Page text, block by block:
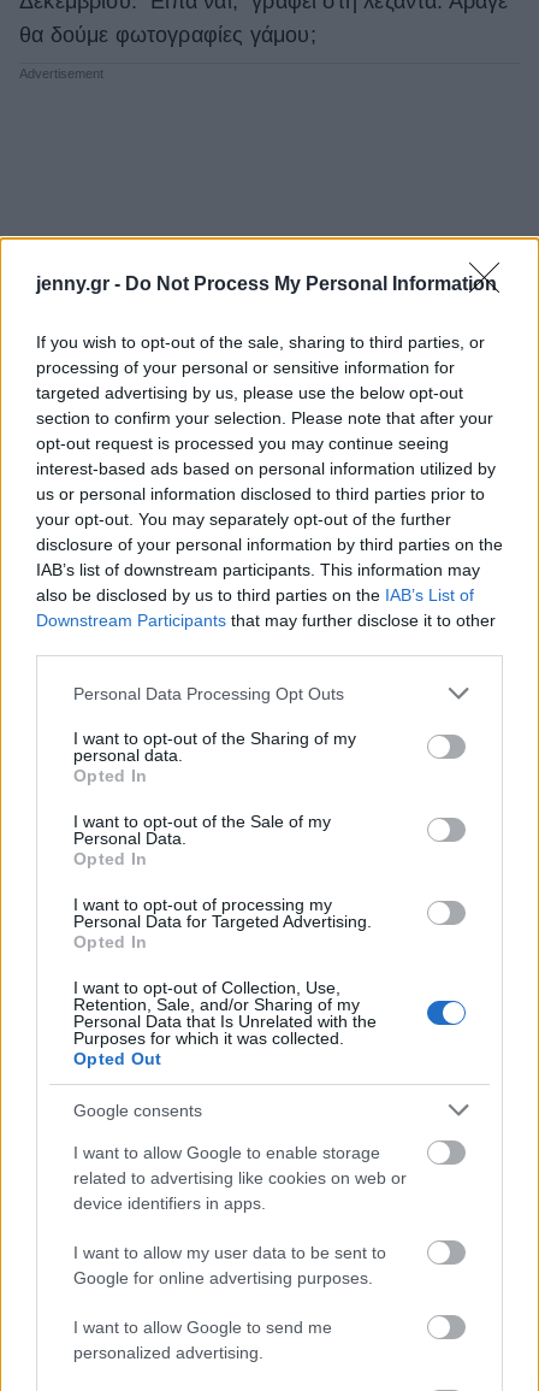
jenny.gr - Do Not Process My Personal Information
If you wish to opt-out of the sale, sharing to third parties, or
processing of your personal or sensitive information for
targeted advertising by us, please use the below opt-out
section to confirm your selection. Please note that after your
opt-out request is processed you may continue seeing
interest-based ads based on personal information utilized by
us or personal information disclosed to third parties prior to
your opt-out. You may separately opt-out of the further
disclosure of your personal information by third parties on the
IAB’s list of downstream participants. This information may
also be disclosed by us to third parties on the IAB’s List of
Downstream Participants that may further disclose it to other
Please note that this website/app uses one or more Google
not limited to your visit or usage behaviour. You may click to
grant or deny consent to Google and its third-party tags to
use your data for below specified purposes in below Google
consent section.
Personal Data Processing Opt Outs
I want to opt-out of the Sharing of my
personal data.
Opted In
I want to opt-out of the Sale of my
Personal Data.
Opted In
I want to opt-out of processing my
Personal Data for Targeted Advertising.
Opted In
I want to opt-out of Collection, Use,
Retention, Sale, and/or Sharing of my
Personal Data that Is Unrelated with the
Purposes for which it was collected.
Opted Out
Google consents
I want to allow Google to enable storage
related to advertising like cookies on web or
device identifiers in apps.
I want to allow my user data to be sent to
Google for online advertising purposes.
I want to allow Google to send me
personalized advertising.
θα δούμε φωτογραφίες γάμου;
που αποδεικνύουν πως παραμένει πιο sexy από